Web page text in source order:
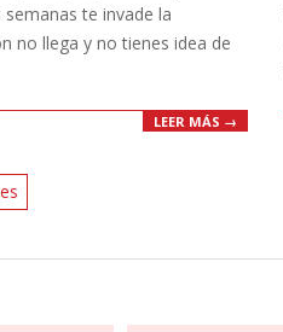
te invade la
no llega y no tienes idea de
LEER MÁS →